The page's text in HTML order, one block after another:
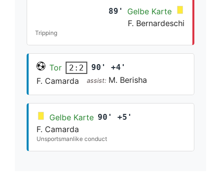
89'
Gelbe Karte
F. Bernardeschi
Tripping
Tor 2:2 90' +4'
F. Camarda assist: M. Berisha
Gelbe Karte 90' +5'
F. Camarda
Unsportsmanlike conduct